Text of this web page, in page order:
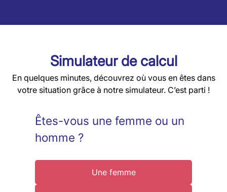
Simulateur de calcul
En quelques minutes, découvrez où vous en êtes dans
votre situation grâce à notre simulateur. C’est parti !